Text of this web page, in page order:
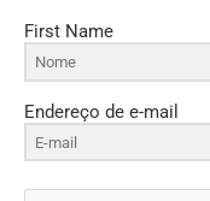
First Name
Endereço de e-mail